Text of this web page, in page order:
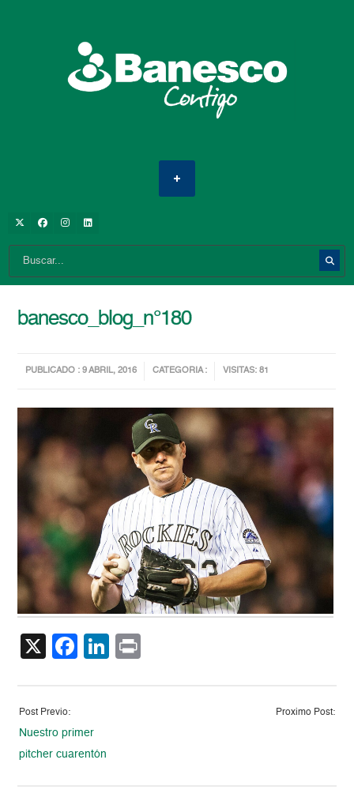
banesco_blog_n°180
PUBLICADO : 9 ABRIL, 2016 CATEGORIA : VISITAS: 81
X Facebook
LinkedIn
Post Previo:
Nuestro primer
pitcher cuarentón
Proximo Post: